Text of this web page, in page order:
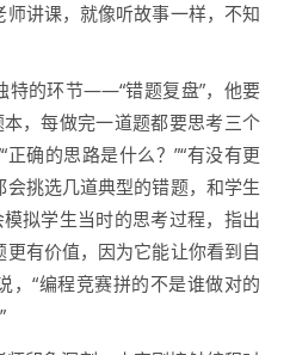
师讲课，就像听故事一样，不知
特的环节——“错题复盘”，他要
，每做完一道题都要思考三个
正确的思路是什么？”“有没有更
会挑选几道典型的错题，和学生
拟学生当时的思考过程，指出
更有价值，因为它能让你看到自
，“编程竞赛拼的不是谁做对的